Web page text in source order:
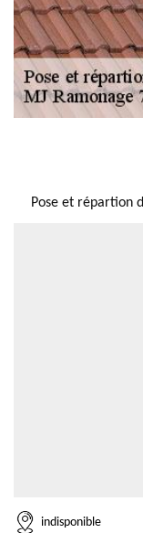
Pose et répartion
indisponible